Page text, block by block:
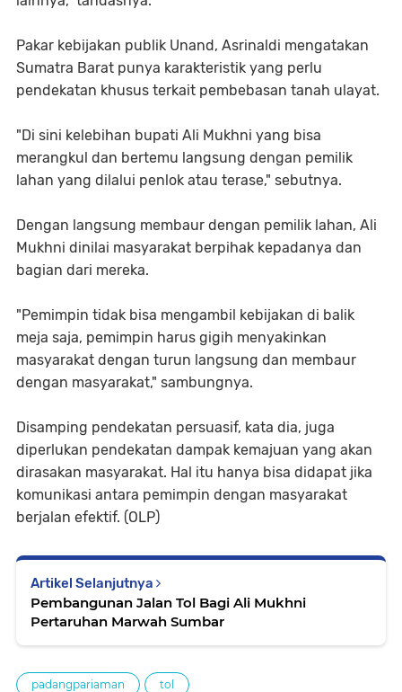
Pakar kebijakan publik Unand, Asrinaldi mengatakan
Sumatra Barat punya karakteristik yang perlu
pendekatan khusus terkait pembebasan tanah ulayat.
"Di sini kelebihan bupati Ali Mukhni yang bisa
merangkul dan bertemu langsung dengan pemilik
lahan yang dilalui penlok atau terase," sebutnya.
Dengan langsung membaur dengan pemilik lahan, Ali
Mukhni dinilai masyarakat berpihak kepadanya dan
bagian dari mereka.
"Pemimpin tidak bisa mengambil kebijakan di balik
meja saja, pemimpin harus gigih menyakinkan
masyarakat dengan turun langsung dan membaur
dengan masyarakat," sambungnya.
Disamping pendekatan persuasif, kata dia, juga
diperlukan pendekatan dampak kemajuan yang akan
dirasakan masyarakat. Hal itu hanya bisa didapat jika
komunikasi antara pemimpin dengan masyarakat
berjalan efektif. (OLP)
Artikel Selanjutnya
Pembangunan Jalan Tol Bagi Ali Mukhni
Pertaruhan Marwah Sumbar
padangpariaman tol